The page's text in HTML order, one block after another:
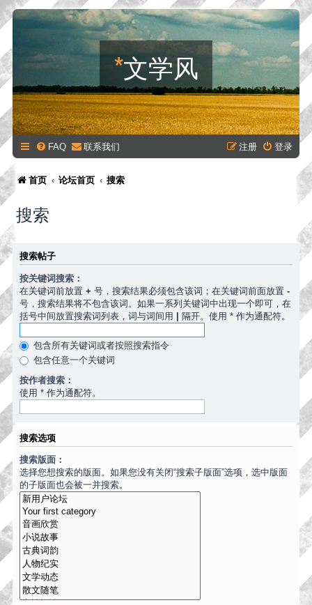
*文学风
FAQ 联系我们 登录
注册
首页 论坛首页 搜索
搜索
搜索帖子
按关键词搜索：
在关键词前放置 + 号，搜索结果必须包含该词；在关键词前面放置 -
号，搜索结果将不包含该词。如果一系列关键词中出现一个即可，在
括号中间放置搜索词列表，词与词间用 | 隔开。使用 * 作为通配符。
包含所有关键词或者按照搜索指令
包含任意一个关键词
按作者搜索：
使用 * 作为通配符。
搜索选项
搜索版面：
选择您想搜索的版面。如果您没有关闭“搜索子版面”选项，选中版面
的子版面也会被一并搜索。